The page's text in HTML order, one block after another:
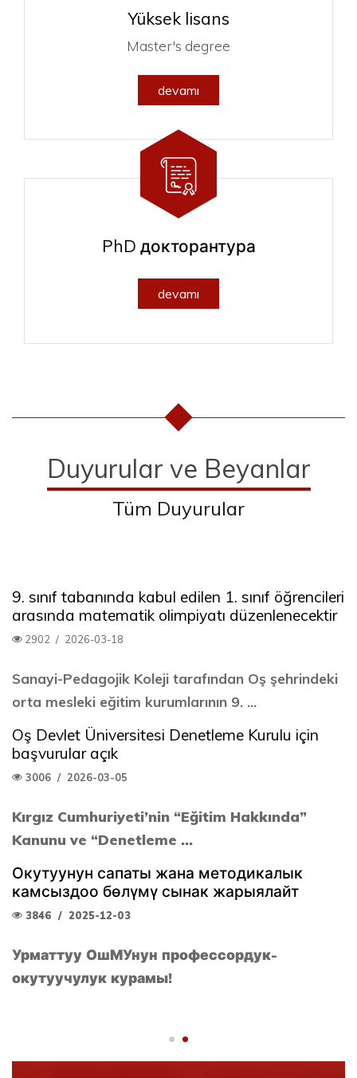
Yüksek lisans
Master's degree
devamı
PhD докторантура
devamı
Duyurular ve Beyanlar
Tüm Duyurular
9. sınıf tabanında kabul edilen 1. sınıf öğrencileri
arasında matematik olimpiyatı düzenlenecektir
2902 / 2026-03-18
Sanayi-Pedagojik Koleji tarafından Oş şehrindeki
orta mesleki eğitim kurumlarının 9. ...
Oş Devlet Üniversitesi Denetleme Kurulu için
başvurular açık
3006 / 2026-03-05
Kırgız Cumhuriyeti’nin “Eğitim Hakkında”
Kanunu ve “Denetleme ...
Окутуунун сапаты жана методикалык
камсыздоо бөлүмү сынак жарыялайт
3846 / 2025-12-03
Урматтуу ОшМУнун профессордук-
окутуучулук курамы!